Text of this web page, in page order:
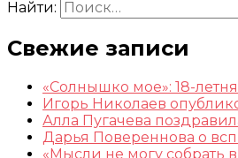
Найти:
Свежие записи
«Солнышко мое»: 18-
Игорь Николаев
Алла Пугачева
Дарья Повереннова о
«Мысли не могу собрать